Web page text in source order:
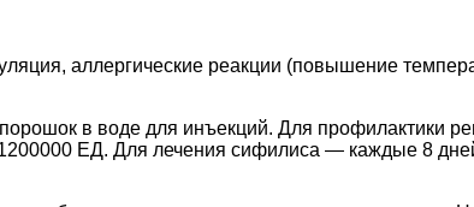
аллергические реакции (повышение
в воде для инъекций. Для профилактики
ЕД. Для лечения сифилиса — каждые 8